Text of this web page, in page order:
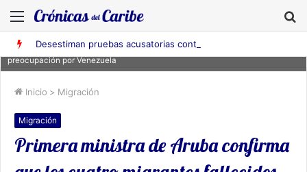
Menú
La primera ministra de Aruba, Evelyn Wever-Croes, manifestó
preocupación por Venezuela
Inicio > Migración
Migración
Primera ministra de Aruba confirma